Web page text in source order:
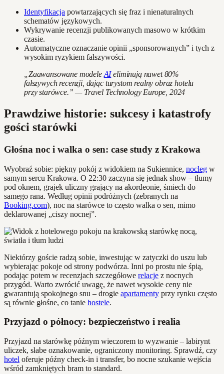
Identyfikacja powtarzających się fraz i nienaturalnych
schematów językowych.
Wykrywanie recenzji publikowanych masowo w krótkim
czasie.
Automatyczne oznaczanie opinii „sponsorowanych” i tych z
wysokim ryzykiem fałszywości.
„Zaawansowane modele AIeliminują nawet 80%
fałszywych recenzji, dając turystom realny obraz hotelu
przy starówce.” — Travel Technology Europe, 2024
Prawdziwe historie: sukcesy i katastrofy
gości starówki
Głośna noc i walka o sen: case study z Krakowa
Wyobraź sobie: piękny pokój z widokiem na Sukiennice, nocleg w
samym sercu Krakowa. O 22:30 zaczyna się jednak show – tłumy
pod oknem, grajek uliczny grający na akordeonie, śmiech do
samego rana. Według opinii podróżnych (zebranych na
Booking.com), noc na starówce to często walka o sen, mimo
deklarowanej „ciszy nocnej”.
Niektórzy goście radzą sobie, inwestując w zatyczki do uszu lub
wybierając pokoje od strony podwórza. Inni po prostu nie śpią,
podając potem w recenzjach szczegółowe relacje z nocnych
przygód. Warto zwrócić uwagę, że nawet wysokie ceny nie
gwarantują spokojnego snu – drogie apartamenty przy rynku często
są równie głośne, co tanie hostele.
Przyjazd o północy: bezpieczeństwo i realia
Przyjazd na starówkę późnym wieczorem to wyzwanie – labirynt
uliczek, słabe oznakowanie, ograniczony monitoring. Sprawdź, czy
hotel oferuje późny check-in i transfer, bo nocne szukanie wejścia
wśród zamkniętych bram to standard.